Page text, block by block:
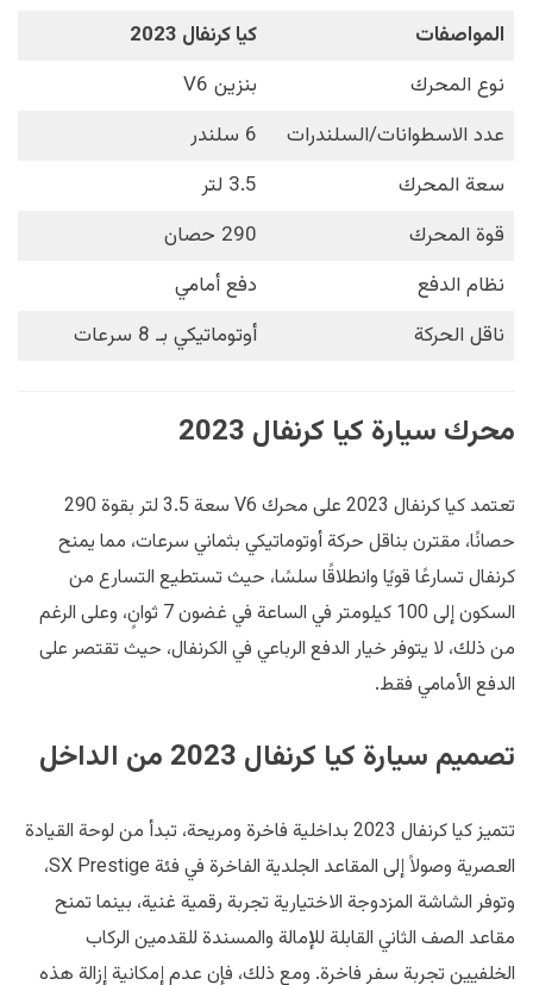
المواصفات
كيا كرنفال 2023
نوع المحرك
بنزين V6
عدد الاسطوانات/السلندرات
6 سلندر
سعة المحرك
3.5 لتر
قوة المحرك
290 حصان
نظام الدفع
دفع أمامي
ناقل الحركة
أوتوماتيكي بـ 8 سرعات
محرك سيارة كيا كرنفال 2023
تعتمد كيا كرنفال 2023 على محرك V6 سعة 3.5 لتر بقوة 290
حصانًا، مقترن بناقل حركة أوتوماتيكي بثماني سرعات، مما يمنح
كرنفال تسارعًا قويًا وانطلاقًا سلسًا، حيث تستطيع التسارع من
السكون إلى 100 كيلومتر في الساعة في غضون 7 ثوانٍ، وعلى الرغم
من ذلك، لا يتوفر خيار الدفع الرباعي في الكرنفال، حيث تقتصر على
الدفع الأمامي فقط.
تصميم سيارة كيا كرنفال 2023 من الداخل
تتميز كيا كرنفال 2023 بداخلية فاخرة ومريحة، تبدأ من لوحة القيادة
العصرية وصولاً إلى المقاعد الجلدية الفاخرة في فئة SX Prestige،
وتوفر الشاشة المزدوجة الاختيارية تجربة رقمية غنية، بينما تمنح
مقاعد الصف الثاني القابلة للإمالة والمسندة للقدمين الركاب
الخلفيين تجربة سفر فاخرة. ومع ذلك، فإن عدم إمكانية إزالة هذه